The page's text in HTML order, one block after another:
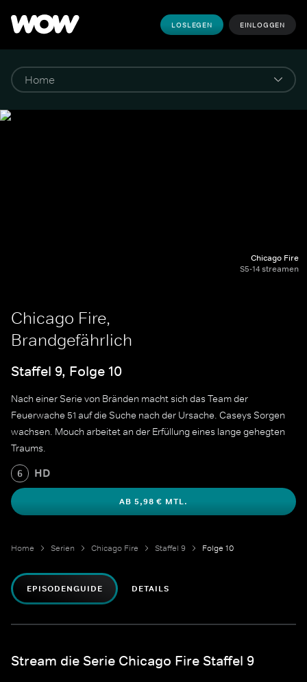
LOSLEGEN EINLOGGEN
Chicago Fire
S5-14 streamen
Chicago Fire,
Brandgefährlich
Staffel 9, Folge 10
Nach einer Serie von Bränden macht sich das Team der
Feuerwache 51 auf die Suche nach der Ursache. Caseys Sorgen
wachsen. Mouch arbeitet an der Erfüllung eines lange gehegten
Traums.
6 HD
AB 5,98 € MTL.
Home Serien Chicago Fire Staffel 9 Folge 10
EPISODENGUIDE DETAILS
Stream die Serie Chicago Fire Staffel 9